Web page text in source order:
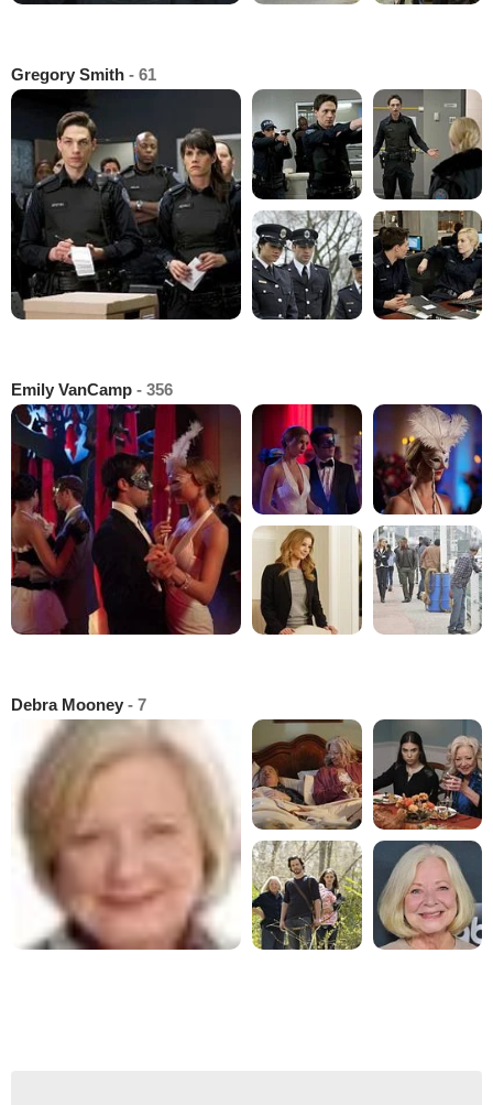
Gregory Smith - 61
Emily VanCamp - 356
Debra Mooney - 7